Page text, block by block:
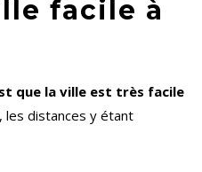
facile à
que la ville est très facile
les distances y étant